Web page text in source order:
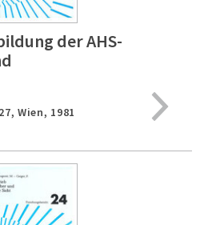
der AHS-
Wien, 1981